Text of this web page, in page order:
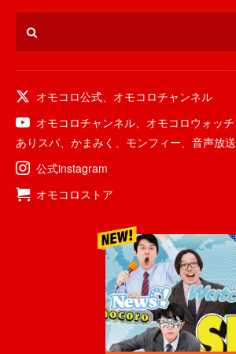
オモコロ公式
オモコロチャンネル
オモコロチャンネル
オモコロウォッチ
ありスパ
かまみく モンフィー
音声放送
公式instagram
オモコロストア